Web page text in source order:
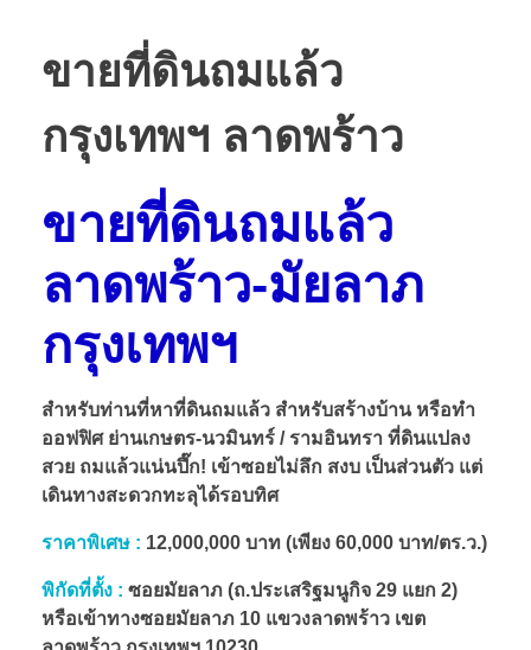
ขายที่ดินถมแล้ว
กรุงเทพฯ ลาดพร้าว
ขายที่ดินถมแล้ว
ลาดพร้าว-มัยลาภ
กรุงเทพฯ
สำหรับท่านที่หาที่ดินถมแล้ว สำหรับสร้างบ้าน หรือทำ
ออฟฟิศ ย่านเกษตร-นวมินทร์ / รามอินทรา ที่ดินแปลง
สวย ถมแล้วแน่นปึ๊ก! เข้าซอยไม่ลึก สงบ เป็นส่วนตัว แต่
เดินทางสะดวกทะลุได้รอบทิศ
ราคาพิเศษ : 12,000,000 บาท (เพียง 60,000 บาท/ตร.ว.)
พิกัดที่ตั้ง : ซอยมัยลาภ (ถ.ประเสริฐมนูกิจ 29 แยก 2)
หรือเข้าทางซอยมัยลาภ 10 แขวงลาดพร้าว เขต